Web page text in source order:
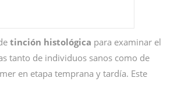
tinción histológica para examinar el
tanto de individuos sanos como de
en etapa temprana y tardía. Este